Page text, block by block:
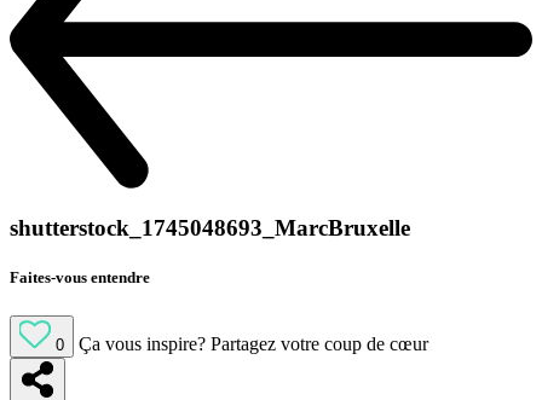
shutterstock_1745048693_MarcBruxelle
Faites-vous entendre
0 Ça vous inspire? Partagez votre coup de cœur